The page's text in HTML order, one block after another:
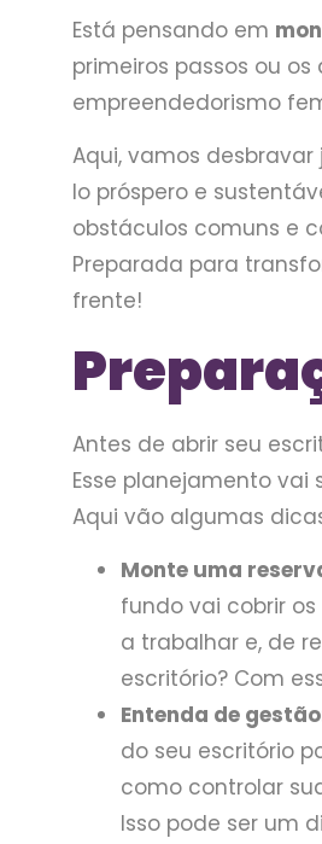
Está pensando em
primeiros passos ou
empreendedorismo
Aqui, vamos
lo próspero e
obstáculos comuns e
Preparada para
frente!
Antes de abrir seu
Esse planejamento vai
Aqui vão algumas
Monte uma
fundo vai cobrir
a trabalhar e, de
escritório? Com
Entenda de
do seu escritório
como controlar
Isso pode ser um